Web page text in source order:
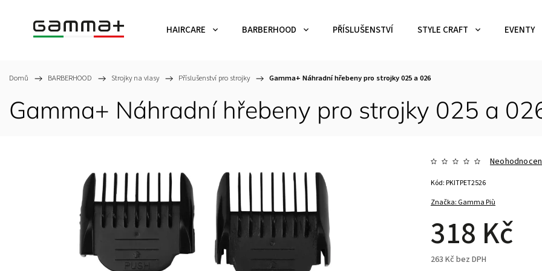
HAIRCARE BARBERHOOD PŘÍSLUŠENSTVÍ STYLE CRAFT EVENTY
Domů / BARBERHOOD / Strojky na vlasy / Příslušenství pro strojky / Gamma+ Náhradní hřebeny pro strojky 025 a 026
Gamma+ Náhradní hřebeny pro strojky 025 a
Značka: Gamma Più
318 Kč
263 Kč bez DPH
Kód:PKITPET2526